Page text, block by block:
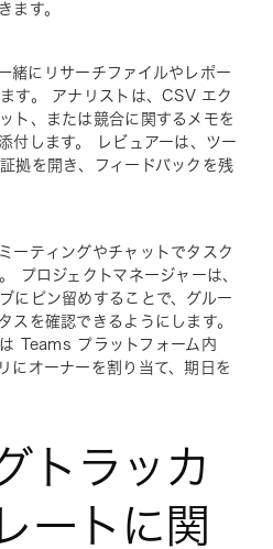
ます。
緒にリサーチファイルやレポー
す。 アナリストは、CSV エク
ト、または競合に関するメモを
付します。 レビュアーは、ツー
拠を開き、フィードバックを残
ティングやチャットでタスク
プロジェクトマネージャーは、
にピン留めすることで、グルー
スを確認できるようにします。
Teams プラットフォーム内
にオーナーを割り当て、期日を
トラッカ
ートに関